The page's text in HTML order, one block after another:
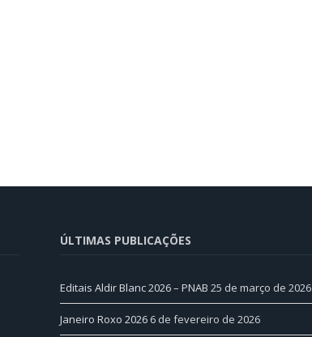
ÚLTIMAS PUBLICAÇÕES
Editais Aldir Blanc 2026 – PNAB 25 de março de 2026
Janeiro Roxo 2026 6 de fevereiro de 2026